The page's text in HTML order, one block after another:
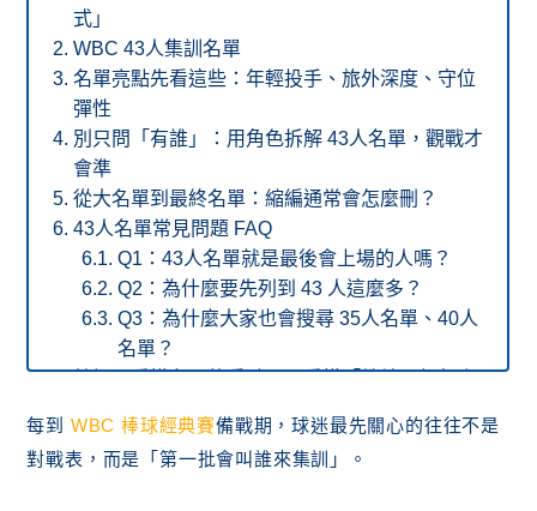
式」
WBC 43人集訓名單
名單亮點先看這些：年輕投手、旅外深度、守位
彈性
別只問「有誰」：用角色拆解 43人名單，觀戰才
會準
從大名單到最終名單：縮編通常會怎麼刪？
43人名單常見問題 FAQ
Q1：43人名單就是最後會上場的人嗎？
Q2：為什麼要先列到 43 人這麼多？
Q3：為什麼大家也會搜尋 35人名單、40人
名單？
結語：看懂名單的重點，是看懂「教練團想怎麼
每到 WBC 棒球經典賽備戰期，球迷最先關心的往往不是
對戰表，而是「第一批會叫誰來集訓」。